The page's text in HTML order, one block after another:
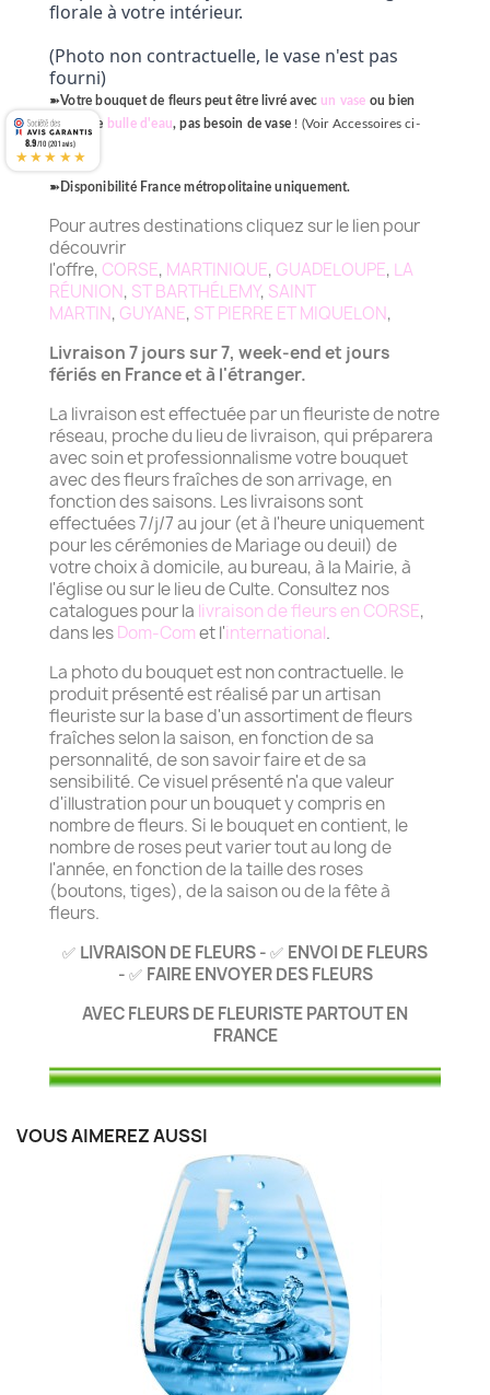
florale à votre intérieur.
(Photo non contractuelle, le vase n'est pas
fourni)
➽Votre bouquet de fleurs peut être livré avec un vase ou bien
dans une bulle d'eau, pas besoin de vase ! (Voir Accessoires ci-
dessous)
➽ Disponibilité France métropolitaine uniquement.
Pour autres destinations cliquez sur le lien pour
découvrir
l'offre, CORSE, MARTINIQUE, GUADELOUPE, LA
RÉUNION, ST BARTHÉLEMY, SAINT
MARTIN, GUYANE, ST PIERRE ET MIQUELON,
Livraison 7 jours sur 7, week-end et jours
fériés en France et à l'étranger.
La livraison est effectuée par un fleuriste de notre
réseau, proche du lieu de livraison, qui préparera
avec soin et professionnalisme votre bouquet
avec des fleurs fraîches de son arrivage, en
fonction des saisons. Les livraisons sont
effectuées 7/j/7 au jour (et à l'heure uniquement
pour les cérémonies de Mariage ou deuil) de
votre choix à domicile, au bureau, à la Mairie, à
l'église ou sur le lieu de Culte. Consultez nos
catalogues pour la livraison de fleurs en CORSE,
dans lesDom-Comet l'international.
La photo du bouquet est non contractuelle. le
produit présenté est réalisé par un artisan
fleuriste sur la base d'un assortiment de fleurs
fraîches selon la saison, en fonction de sa
personnalité, de son savoir faire et de sa
sensibilité. Ce visuel présenté n'a que valeur
d'illustration pour un bouquet y compris en
nombre de fleurs. Si le bouquet en contient, le
nombre de roses peut varier tout au long de
l'année, en fonction de la taille des roses
(boutons, tiges), de la saison ou de la fête à
fleurs.
✅ LIVRAISON DE FLEURS - ✅ ENVOI DE FLEURS
- ✅ FAIRE ENVOYER DES FLEURS
AVEC FLEURS DE FLEURISTE PARTOUT EN
FRANCE
VOUS AIMEREZ AUSSI
8.9/10 (201 avis)
★★★★★